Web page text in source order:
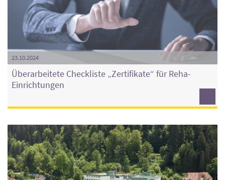
23.10.2024
Überarbeitete Checkliste „Zertifikate“ für Reha-
Einrichtungen